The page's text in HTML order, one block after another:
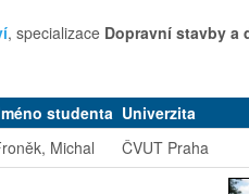
, specializace Dopravní stavby a
studenta Univerzita
Michal ČVUT Praha